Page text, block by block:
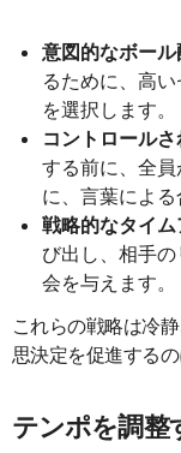
意図的なボー
るために、高
を選択します。
コントロール
する前に、全
に、言葉による
戦略的なタイ
び出し、相手
会を与えます。
これらの戦略は冷
思決定を促進するの
テンポを調整